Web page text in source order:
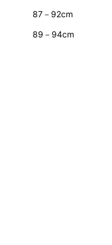
87－92cm
89－94cm